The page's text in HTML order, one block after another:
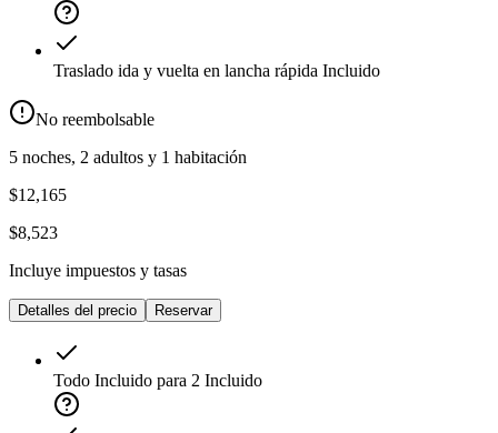
Traslado ida y vuelta en lancha rápida Incluido
No reembolsable
5 noches, 2 adultos y 1 habitación
$12,165
$8,523
Incluye impuestos y tasas
Detalles del precio Reservar
Todo Incluido para 2 Incluido